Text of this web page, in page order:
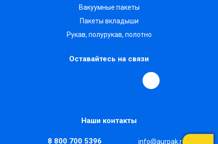
Вакуумные пакеты
Пакеты вкладыши
Рукав, полурукав, полотно
Оставайтесь на связи
Наши контакты
8 800 700 5396 info@aurpak.ru